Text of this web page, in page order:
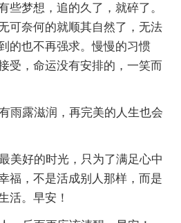
些梦想，追的久了，就碎了。
可奈何的就顺其自然了，无法
的也不再强求。慢慢的习惯
受，命运没有安排的，一笑而
雨露滋润，再完美的人生也会
美好的时光，只为了满足心中
福，不是活成别人那样，而是
活。早安！